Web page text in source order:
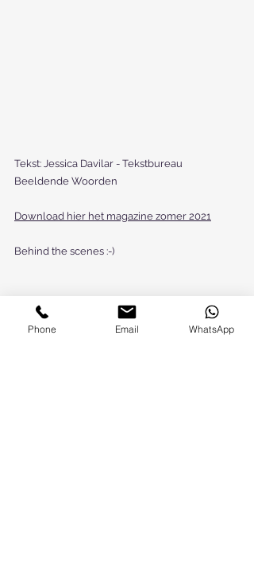
Tekst: Jessica Davilar - Tekstbureau
Beeldende Woorden
Download hier het magazine zomer 2021
Behind the scenes :-)
Phone Email WhatsApp